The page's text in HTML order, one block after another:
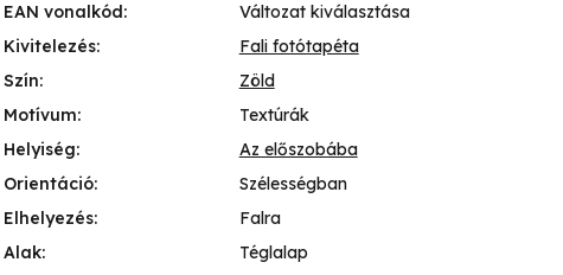
EAN vonalkód:
Változat kiválasztása
Kivitelezés:
Fali fotótapéta
Szín:
Zöld
Motívum:
Textúrák
Helyiség:
Az előszobába
Orientáció:
Szélességban
Elhelyezés:
Falra
Alak:
Téglalap